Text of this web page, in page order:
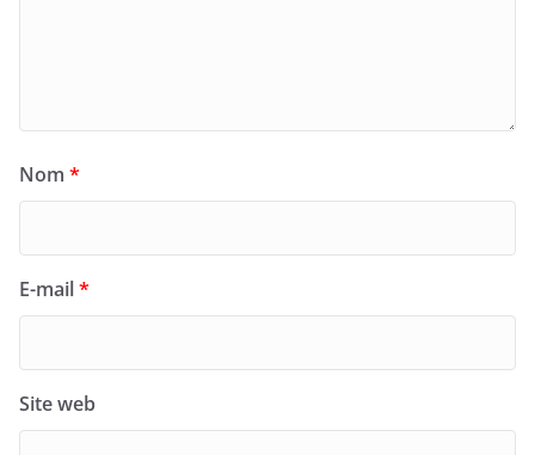
Nom *
E-mail*
Site web